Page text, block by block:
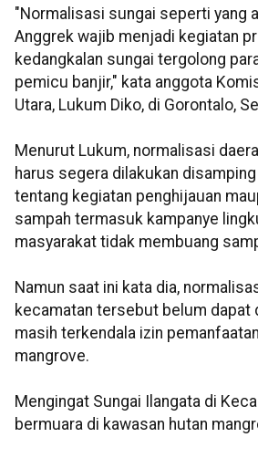
"Normalisasi sungai seperti yang
Anggrek wajib menjadi kegiatan
kedangkalan sungai tergolong
pemicu banjir," kata anggota
Utara, Lukum Diko, di Gorontalo,
Menurut Lukum, normalisasi
harus segera dilakukan
tentang kegiatan penghijauan
sampah termasuk kampanye
masyarakat tidak membuang
Namun saat ini kata dia,
kecamatan tersebut belum dapat
masih terkendala izin
mangrove.
Mengingat Sungai Ilangata di
bermuara di kawasan hutan